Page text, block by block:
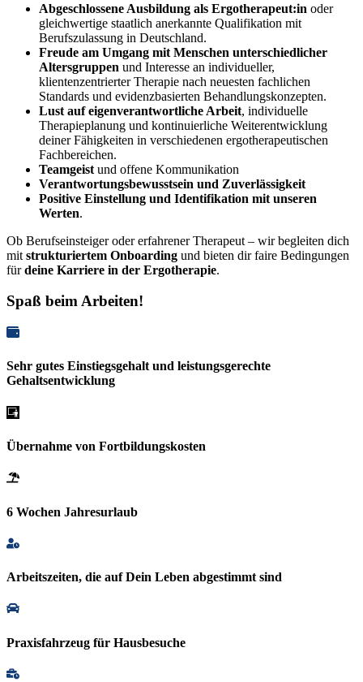
Abgeschlossene Ausbildung als Ergotherapeut:in oder
gleichwertige staatlich anerkannte Qualifikation mit
Berufszulassung in Deutschland.
Freude am Umgang mit Menschen unterschiedlicher
Altersgruppen und Interesse an individueller,
klientenzentrierter Therapie nach neuesten fachlichen
Standards und evidenzbasierten Behandlungskonzepten.
Lust auf eigenverantwortliche Arbeit, individuelle
Therapieplanung und kontinuierliche Weiterentwicklung
deiner Fähigkeiten in verschiedenen ergotherapeutischen
Fachbereichen.
Teamgeist und offene Kommunikation
Verantwortungsbewusstsein und Zuverlässigkeit
Positive Einstellung und Identifikation mit unseren
Werten.
Ob Berufseinsteiger oder erfahrener Therapeut – wir begleiten dich
mit strukturiertem Onboarding und bieten dir faire Bedingungen
fürdeine Karriere in der Ergotherapie.
Spaß beim Arbeiten!
Sehr gutes Einstiegsgehalt und leistungsgerechte
Gehaltsentwicklung
Übernahme von Fortbildungskosten
6 Wochen Jahresurlaub
Arbeitszeiten, die auf Dein Leben abgestimmt sind
Praxisfahrzeug für Hausbesuche